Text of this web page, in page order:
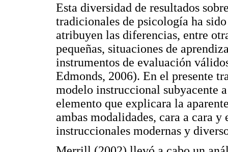
Esta diversidad de resultados
tradicionales de psicología ha
atribuyen las diferencias, entre
pequeñas, situaciones de
instrumentos de evaluación
Edmonds, 2006). En el presente
modelo instruccional subyacente
elemento que explicara la
ambas modalidades, cara a cara
instruccionales modernas y